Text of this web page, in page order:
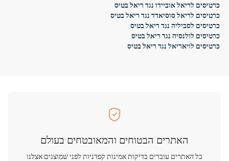
כרטיסים לריאל אוביידו נגד ריאל בטיס
כרטיסים לריאל סוסיאדד נגד ריאל בטיס
כרטיסים לסביליה נגד ריאל בטיס
כרטיסים לולנסיה נגד ריאל בטיס
כרטיסים לויאריאל נגד ריאל בטיס
האתרים הבטוחים והמאובטחים בעולם
כל האתרים עוברים בדיקות אמינות קפדניות לפני שמוצגים אצלנו